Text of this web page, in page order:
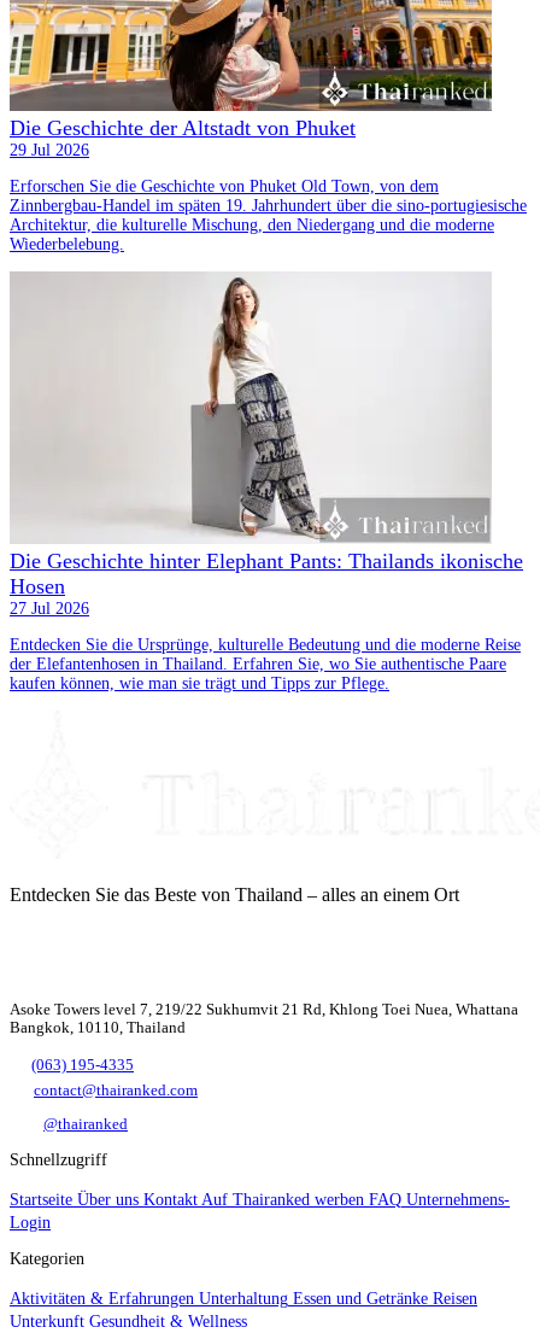
Die Geschichte der Altstadt von Phuket
29 Jul 2026
Erforschen Sie die Geschichte von Phuket Old Town, von dem
Zinnbergbau-Handel im späten 19. Jahrhundert über die sino-portugiesische
Architektur, die kulturelle Mischung, den Niedergang und die moderne
Wiederbelebung.
Die Geschichte hinter Elephant Pants: Thailands ikonische
Hosen
27 Jul 2026
Entdecken Sie die Ursprünge, kulturelle Bedeutung und die moderne Reise
der Elefantenhosen in Thailand. Erfahren Sie, wo Sie authentische Paare
kaufen können, wie man sie trägt und Tipps zur Pflege.
Entdecken Sie das Beste von Thailand – alles an einem Ort
Asoke Towers level 7, 219/22 Sukhumvit 21 Rd, Khlong Toei Nuea, Whattana
Bangkok, 10110, Thailand
(063) 195-4335
contact@thairanked.com
@thairanked
Schnellzugriff
Startseite Über uns Kontakt Auf Thairanked werben FAQ Unternehmens-
Login
Kategorien
Aktivitäten & Erfahrungen Unterhaltung Essen und Getränke Reisen
Unterkunft Gesundheit & Wellness